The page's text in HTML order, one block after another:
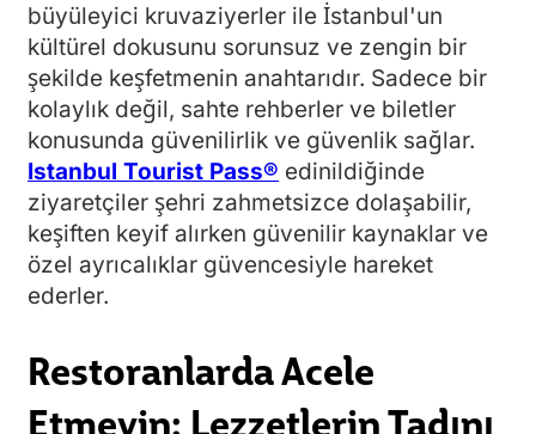
büyüleyici kruvaziyerler ile İstanbul'un
kültürel dokusunu sorunsuz ve zengin bir
şekilde keşfetmenin anahtarıdır. Sadece bir
kolaylık değil, sahte rehberler ve biletler
konusunda güvenilirlik ve güvenlik sağlar.
Istanbul Tourist Pass® edinildiğinde
ziyaretçiler şehri zahmetsizce dolaşabilir,
keşiften keyif alırken güvenilir kaynaklar ve
özel ayrıcalıklar güvencesiyle hareket
ederler.
Restoranlarda Acele
Etmeyin: Lezzetlerin Tadını